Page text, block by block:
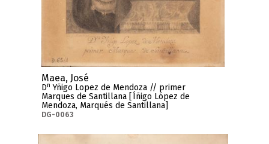
Maea, José
Dn Yñigo Lopez de Mendoza // primer
Marques de Santillana [Íñigo López de
Mendoza, Marqués de Santillana]
DG-0063